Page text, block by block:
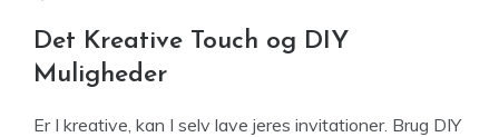
Det Kreative Touch og DIY
Muligheder
Er I kreative, kan I selv lave jeres invitationer. Brug DIY